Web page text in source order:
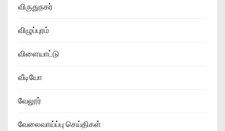
விருதுநகர்
விழுப்புரம்
விளையாட்டு
வீடியோ
வேலூர்
வேலைவாய்ப்பு செய்திகள்